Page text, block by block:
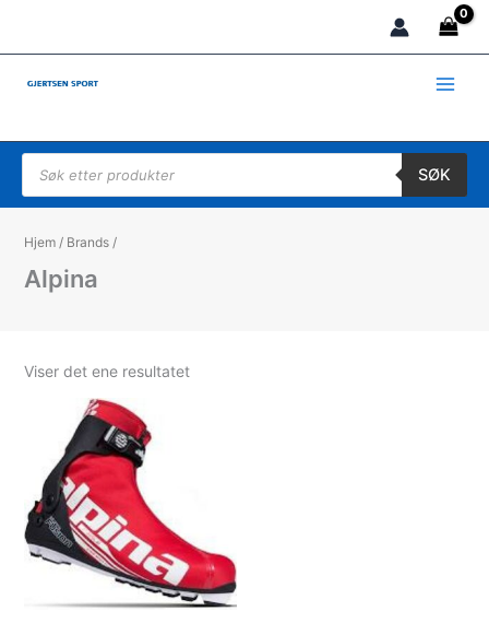
til
innholdet
Products search
SØK
Hjem / Brands /
Alpina
Viser det ene resultatet